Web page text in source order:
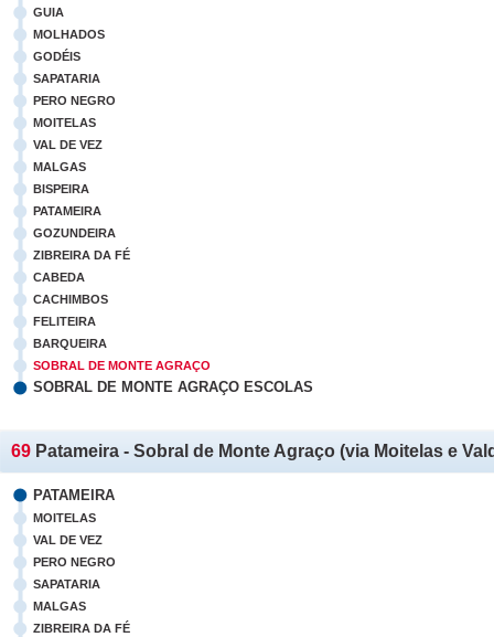
GUIA
MOLHADOS
GODÉIS
SAPATARIA
PERO NEGRO
MOITELAS
VAL DE VEZ
MALGAS
BISPEIRA
PATAMEIRA
GOZUNDEIRA
ZIBREIRA DA FÉ
CABEDA
CACHIMBOS
FELITEIRA
BARQUEIRA
SOBRAL DE MONTE AGRAÇO
SOBRAL DE MONTE AGRAÇO ESCOLAS
69 Patameira - Sobral de Monte Agraço (via Moitelas e
PATAMEIRA
MOITELAS
VAL DE VEZ
PERO NEGRO
SAPATARIA
MALGAS
ZIBREIRA DA FÉ